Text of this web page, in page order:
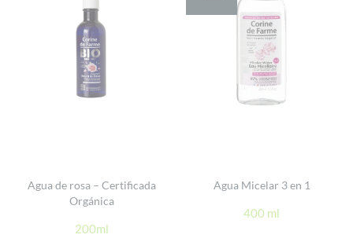
Agua de rosa – Certificada
Orgánica
200ml
Agua Micelar 3 en 1
400 ml